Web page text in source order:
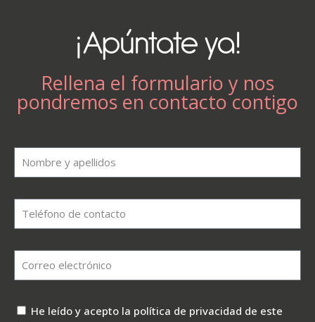
¡Apúntate ya!
Rellena el formulario y nos
pondremos en contacto contigo
He leído y acepto la política de privacidad de este